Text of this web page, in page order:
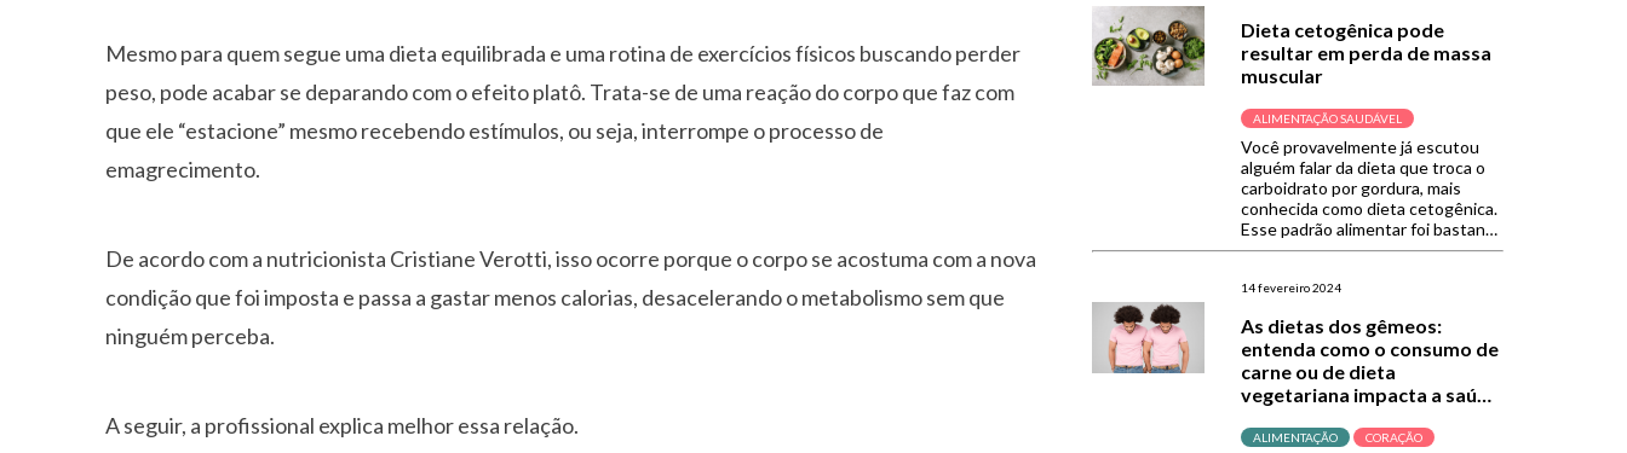
Mesmo para quem segue uma dieta equilibrada e uma rotina de exercícios físicos buscando perder
peso, pode acabar se deparando com o efeito platô. Trata-se de uma reação do corpo que faz com
que ele “estacione” mesmo recebendo estímulos, ou seja, interrompe o processo de
emagrecimento.
De acordo com a nutricionista Cristiane Verotti, isso ocorre porque o corpo se acostuma com a nova
condição que foi imposta e passa a gastar menos calorias, desacelerando o metabolismo sem que
ninguém perceba.
A seguir, a profissional explica melhor essa relação.
Dieta cetogênica pode
resultar em perda de massa
muscular
ALIMENTAÇÃO SAUDÁVEL
Você provavelmente já escutou
alguém falar da dieta que troca o
carboidrato por gordura, mais
conhecida como dieta cetogênica.
Esse padrão alimentar foi bastante
estudado para servir como
obesidade e de outras condições,
cuidado de doenças neurológicas,
como a epilepsia. Contudo,
novamente a dieta cetogênica […]
14 fevereiro 2024
As dietas dos gêmeos:
entenda como o consumo de
carne ou de dieta
vegetariana impacta a saúde
ALIMENTAÇÃO CORAÇÃO